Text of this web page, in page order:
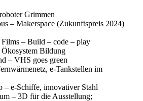
Grimmen
– Makerspace (Zukunftspreis 2024)
– Build – code – play
Bildung
– VHS goes green
e-Tankstellen im
– e-Schiffe, innovativer Stahl
– 3D für die Ausstellung;